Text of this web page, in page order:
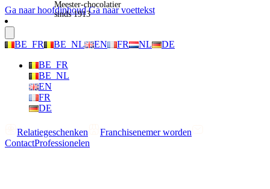
Ga naar hoofdinhoud Ga naar voettekst
BE_FR BE_NL EN FR NL
DE
BE_FR
BE_NL
EN
FR
DE
Relatiegeschenken
Franchisenemer worden
ContactProfessionelen
Meester-chocolatier
sinds 1913